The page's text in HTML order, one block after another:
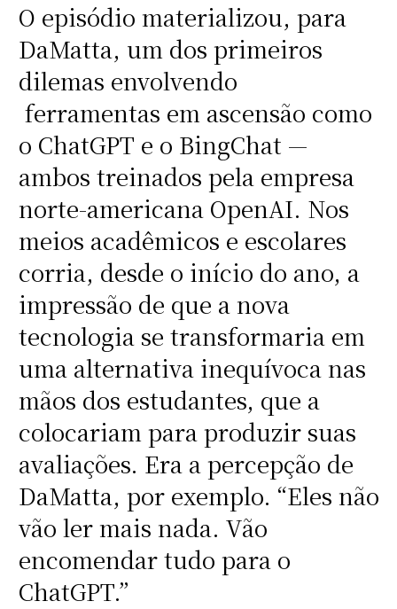
O episódio materializou, para
DaMatta, um dos primeiros
dilemas envolvendo
ferramentas em ascensão como
o ChatGPT e o BingChat —
ambos treinados pela empresa
norte-americana OpenAI. Nos
meios acadêmicos e escolares
corria, desde o início do ano, a
impressão de que a nova
tecnologia se transformaria em
uma alternativa inequívoca nas
mãos dos estudantes, que a
colocariam para produzir suas
avaliações. Era a percepção de
DaMatta, por exemplo. “Eles não
vão ler mais nada. Vão
encomendar tudo para o
ChatGPT.”